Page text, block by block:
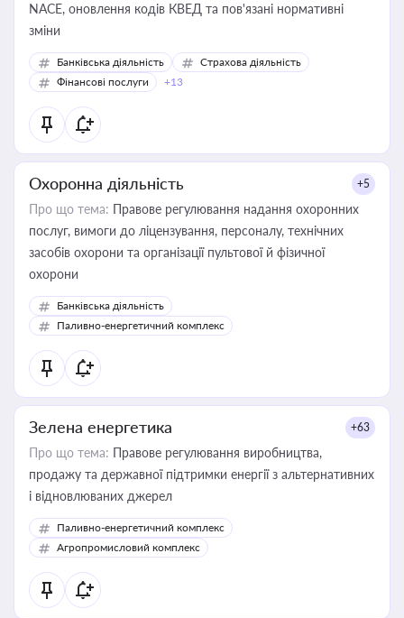
NACE, оновлення кодів КВЕД та пов'язані нормативні
зміни
Банківська діяльність
Страхова діяльність
Фінансові послуги
+13
Охоронна діяльність +5
Про що тема: Правове регулювання надання охоронних
послуг, вимоги до ліцензування, персоналу, технічних
засобів охорони та організації пультової й фізичної
охорони
Банківська діяльність
Паливно-енергетичний комплекс
Зелена енергетика +63
Про що тема: Правове регулювання виробництва,
продажу та державної підтримки енергії з альтернативних
і відновлюваних джерел
Паливно-енергетичний комплекс
Агропромисловий комплекс